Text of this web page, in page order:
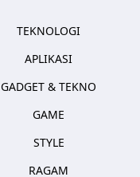
TEKNOLOGI
APLIKASI
GADGET & TEKNO
GAME
STYLE
RAGAM